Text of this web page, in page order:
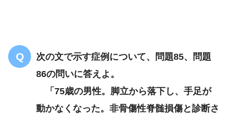
次の文で示す症例について、問題85、問題
86の問いに答えよ。
「75歳の男性。脚立から落下し、手足が
動かなくなった。非骨傷性脊髄損傷と診断さ